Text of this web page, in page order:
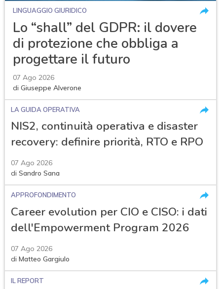
LINGUAGGIO GIURIDICO
Lo “shall” del GDPR: il dovere
di protezione che obbliga a
progettare il futuro
07 Ago 2026
diGiuseppe Alverone
LA GUIDA OPERATIVA
NIS2, continuità operativa e disaster
recovery: definire priorità, RTO e RPO
07 Ago 2026
diSandro Sana
APPROFONDIMENTO
Career evolution per CIO e CISO: i dati
dell'Empowerment Program 2026
07 Ago 2026
diMatteo Gargiulo
IL REPORT